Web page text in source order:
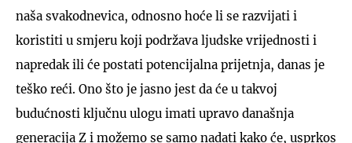
naša svakodnevica, odnosno hoće li se razvijati i
koristiti u smjeru koji podržava ljudske vrijednosti i
napredak ili će postati potencijalna prijetnja, danas je
teško reći. Ono što je jasno jest da će u takvoj
budućnosti ključnu ulogu imati upravo današnja
generacija Z i možemo se samo nadati kako će, usprkos